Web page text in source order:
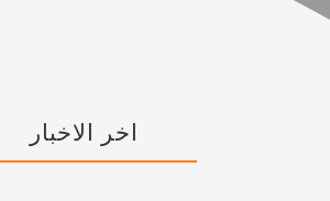
اخر الاخبار